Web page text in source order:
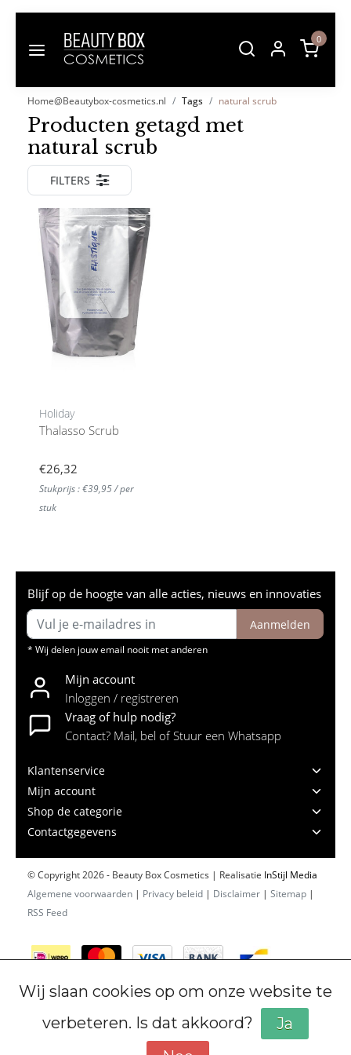
0
Home@Beautybox-cosmetics.nl Tags natural scrub
Producten getagd met
natural scrub
FILTERS
Holiday
Thalasso Scrub
€26,32
Stukprijs : €39,95 / per
stuk
Blijf op de hoogte van alle acties, nieuws en innovaties
Aanmelden
* Wij delen jouw email nooit met anderen
Mijn account
Inloggen / registreren
Vraag of hulp nodig?
Contact? Mail, bel of Stuur een Whatsapp
Klantenservice
Mijn account
Shop de categorie
Contactgegevens
© Copyright 2026 - Beauty Box Cosmetics | Realisatie InStijl Media
Algemene voorwaarden | Privacy beleid | Disclaimer | Sitemap |
RSS Feed
Wij slaan cookies op om onze website te
verbeteren. Is dat akkoord?
Ja